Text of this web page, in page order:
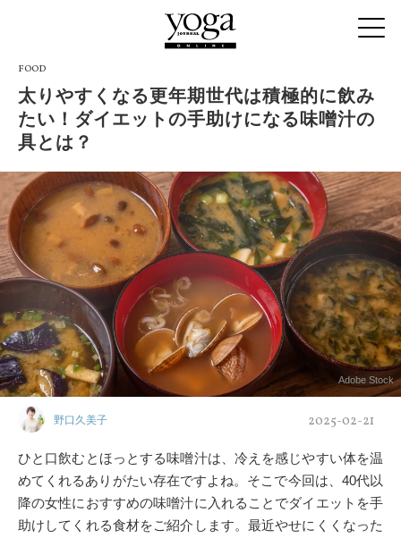
FOOD
太りやすくなる更年期世代は積極的に飲み
たい！ダイエットの手助けになる味噌汁の
具とは？
Adobe Stock
野口久美子 2025-02-21
ひと口飲むとほっとする味噌汁は、冷えを感じやすい体を温
めてくれるありがたい存在ですよね。そこで今回は、40代以
降の女性におすすめの味噌汁に入れることでダイエットを手
助けしてくれる食材をご紹介します。最近やせにくくなった